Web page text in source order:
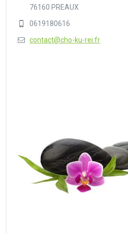
76160 PREAUX
0619180616
contact@cho-ku-rei.fr